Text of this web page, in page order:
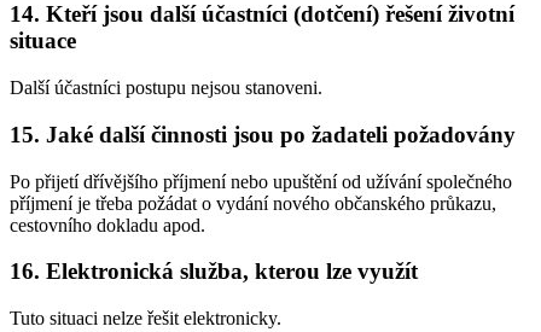
14. Kteří jsou další účastníci (dotčení) řešení životní
situace
Další účastníci postupu nejsou stanoveni.
15. Jaké další činnosti jsou po žadateli požadovány
Po přijetí dřívějšího příjmení nebo upuštění od užívání společného
příjmení je třeba požádat o vydání nového občanského průkazu,
cestovního dokladu apod.
16. Elektronická služba, kterou lze využít
Tuto situaci nelze řešit elektronicky.